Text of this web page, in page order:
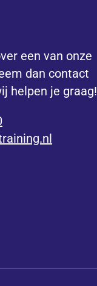
een van onze
dan contact
helpen je graag!